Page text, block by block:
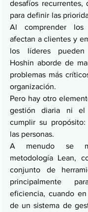
desafíos recurrentes,
para definir las
Al comprender los
afectan a clientes y
los líderes
Hoshin aborde de
problemas más
organización.
Pero hay otro
gestión diaria ni el
cumplir su
las personas.
A menudo se
metodología Lean,
conjunto de
principalmente
eficiencia, cuando
de un sistema de